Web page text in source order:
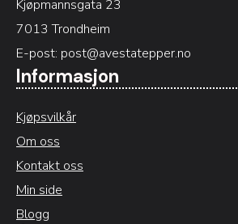
Kjøpmannsgata 23
7013 Trondheim
E-post: post@avestatepper.no
Informasjon
Kjøpsvilkår
Om oss
Kontakt oss
Min side
Blogg